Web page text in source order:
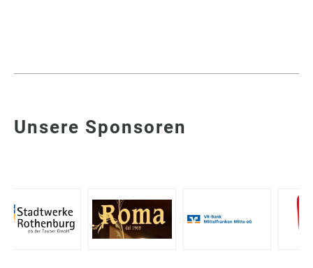
Unsere Sponsoren